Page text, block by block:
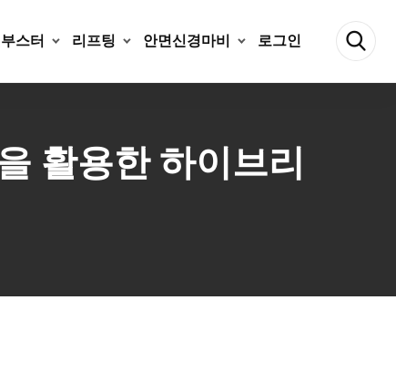
스터 리프팅 안면신경마비 로그인
활용한 하이브리